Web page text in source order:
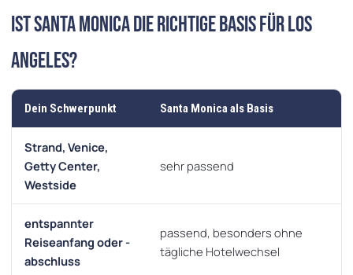
Ist Santa Monica die richtige Basis für Los
Angeles?
Dein Schwerpunkt Santa Monica als Basis
Strand, Venice,
Getty Center,
Westside
sehr passend
entspannter
Reiseanfang oder -
abschluss
passend, besonders ohne
tägliche Hotelwechsel